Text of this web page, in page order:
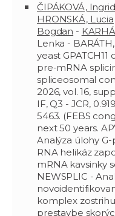
ČIPÁKOVÁ, Ingrid
HRONSKÁ, Lucia
Bogdan -
Lenka -
yeast
pre-mRNA
spliceosomal
2026, vol. 16,
IF, Q3 - JCR,
5463. (FEBS
next 50 years.
Analýza úlohy
RNA helikáz
mRNA kavsinky
NEWSPLIC -
komplex
prestavbe